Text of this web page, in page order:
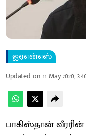
ஐஏஎன்எஸ்
Updated on:11 May 2020,
பாகிஸ்தான்